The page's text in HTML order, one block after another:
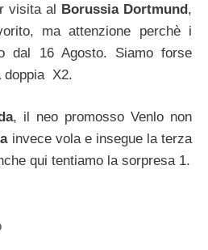
visita al Borussia Dortmund,
ma attenzione perchè i
dal 16 Agosto. Siamo forse
doppia X2.
, il neo promosso Venlo non
invece vola e insegue la terza
qui tentiamo la sorpresa 1.